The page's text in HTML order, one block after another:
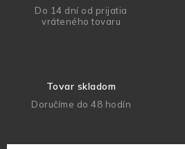
Do 14 dní od prijatia
vráteného tovaru
Tovar skladom
Doručíme do 48 hodín